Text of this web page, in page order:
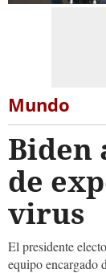
Mundo
Biden
de
virus
El presidente electo
equipo encargado